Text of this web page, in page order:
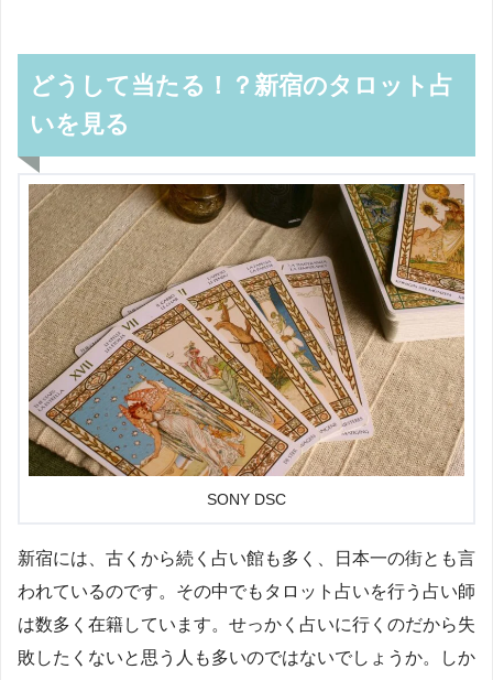
どうして当たる！？新宿のタロット占
いを見る
SONY DSC
新宿には、古くから続く占い館も多く、日本一の街とも言
われているのです。その中でもタロット占いを行う占い師
は数多く在籍しています。せっかく占いに行くのだから失
敗したくないと思う人も多いのではないでしょうか。しか